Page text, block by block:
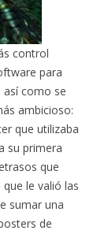
control
para
como se
ambicioso:
que utilizaba
su primera
que
le valió las
sumar una
de